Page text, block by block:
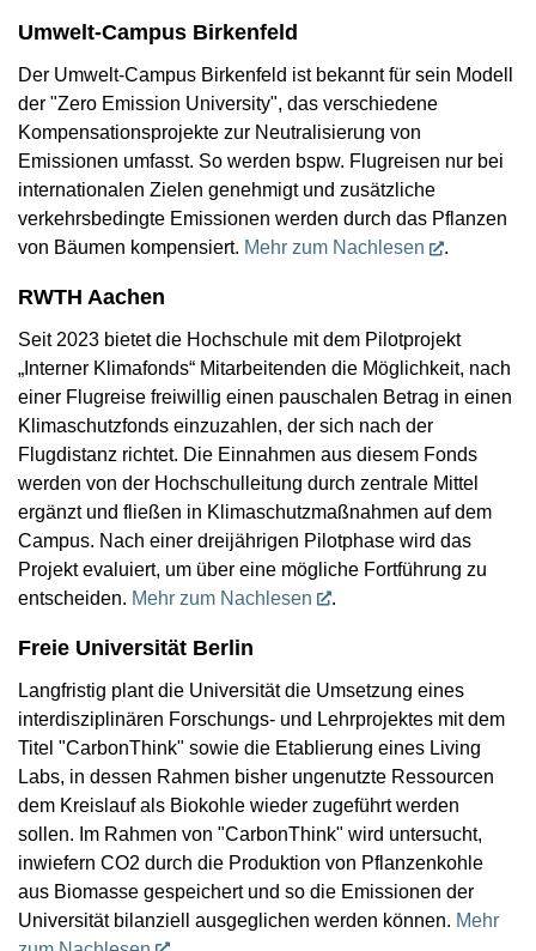
Umwelt-Campus Birkenfeld
Der Umwelt-Campus Birkenfeld ist bekannt für sein Modell
der "Zero Emission University", das verschiedene
Kompensationsprojekte zur Neutralisierung von
Emissionen umfasst. So werden bspw. Flugreisen nur bei
internationalen Zielen genehmigt und zusätzliche
verkehrsbedingte Emissionen werden durch das Pflanzen
von Bäumen kompensiert. Mehr zum Nachlesen .
RWTH Aachen
Seit 2023 bietet die Hochschule mit dem Pilotprojekt
„Interner Klimafonds“ Mitarbeitenden die Möglichkeit, nach
einer Flugreise freiwillig einen pauschalen Betrag in einen
Klimaschutzfonds einzuzahlen, der sich nach der
Flugdistanz richtet. Die Einnahmen aus diesem Fonds
werden von der Hochschulleitung durch zentrale Mittel
ergänzt und fließen in Klimaschutzmaßnahmen auf dem
Campus. Nach einer dreijährigen Pilotphase wird das
Projekt evaluiert, um über eine mögliche Fortführung zu
entscheiden. Mehr zum Nachlesen .
Freie Universität Berlin
Langfristig plant die Universität die Umsetzung eines
interdisziplinären Forschungs- und Lehrprojektes mit dem
Titel "CarbonThink" sowie die Etablierung eines Living
Labs, in dessen Rahmen bisher ungenutzte Ressourcen
dem Kreislauf als Biokohle wieder zugeführt werden
sollen. Im Rahmen von "CarbonThink" wird untersucht,
inwiefern CO2 durch die Produktion von Pflanzenkohle
aus Biomasse gespeichert und so die Emissionen der
Universität bilanziell ausgeglichen werden können. Mehr